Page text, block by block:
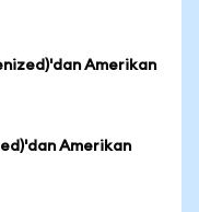
Amerikan
Amerikan